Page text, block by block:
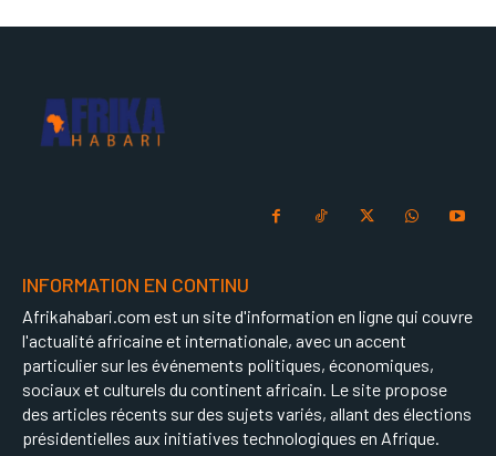
INFORMATION EN CONTINU
Afrikahabari.com est un site d'information en ligne qui couvre
l'actualité africaine et internationale, avec un accent
particulier sur les événements politiques, économiques,
sociaux et culturels du continent africain. Le site propose
des articles récents sur des sujets variés, allant des élections
présidentielles aux initiatives technologiques en Afrique.